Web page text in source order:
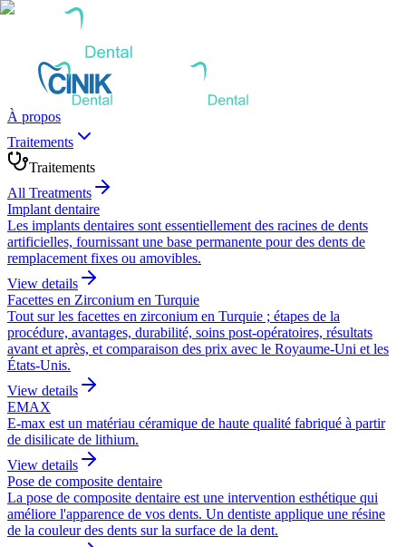
À propos
Traitements
Traitements
All Treatments
Implant dentaire
Les implants dentaires sont essentiellement des racines de dents
artificielles, fournissant une base permanente pour des dents de
remplacement fixes ou amovibles.
View details
Facettes en Zirconium en Turquie
Tout sur les facettes en zirconium en Turquie ; étapes de la
procédure, avantages, durabilité, soins post-opératoires, résultats
avant et après, et comparaison des prix avec le Royaume-Uni et les
États-Unis.
View details
EMAX
E-max est un matériau céramique de haute qualité fabriqué à partir
de disilicate de lithium.
View details
Pose de composite dentaire
La pose de composite dentaire est une intervention esthétique qui
améliore l'apparence de vos dents. Un dentiste applique une résine
de la couleur des dents sur la surface de la dent.